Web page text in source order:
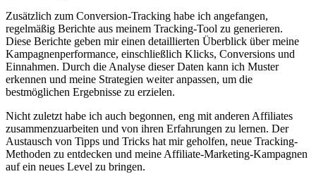
Zusätzlich zum⁢ Conversion-Tracking ⁣habe ich angefangen,
regelmäßig Berichte⁣ aus⁣ meinem‍ Tracking-Tool zu⁢ generieren.⁣
Diese Berichte geben ⁢mir einen detaillierten Überblick über ‍meine
Kampagnenperformance, einschließlich Klicks, Conversions‌ und
Einnahmen. Durch die Analyse dieser Daten kann ich‌ Muster
erkennen ⁣und ‍meine Strategien weiter anpassen, um⁤ die
bestmöglichen Ergebnisse zu ⁤erzielen.
Nicht zuletzt habe ​ich‌ auch begonnen, ⁢eng mit anderen Affiliates
zusammenzuarbeiten‍ und von ihren Erfahrungen zu lernen.⁤ Der
Austausch‍ von Tipps ⁣und⁤ Tricks hat mir geholfen,​ neue Tracking-
Methoden zu entdecken und meine Affiliate-Marketing-Kampagnen
auf ⁣ein neues Level zu bringen.